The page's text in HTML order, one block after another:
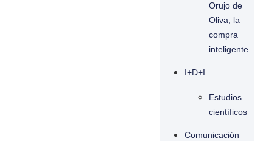
Orujo de
Oliva, la
compra
inteligente
I+D+I
Estudios
científicos
Comunicación